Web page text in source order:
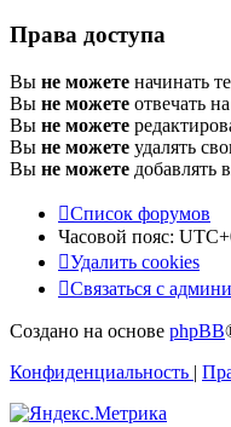
Права доступа
Вы не можете начинать
Вы не можете отвечать
Вы не можете
Вы не можете удалять
Вы не можете добавлять
Список форумов
Часовой пояс:
Удалить cookies
Связаться с
Создано на основе phpBB
Конфиденциальность |